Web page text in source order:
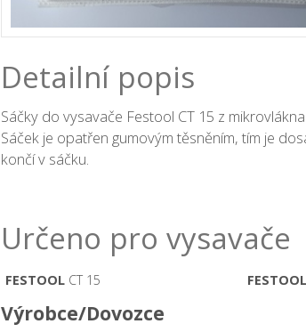
Detailní popis
Sáčky do vysavače Festool CT 15 z
Sáček je opatřen gumovým těsněním, tím je
končí v sáčku.
Určeno pro vysavače
FESTOOLCT 15 FESTOOL
Výrobce/Dovozce